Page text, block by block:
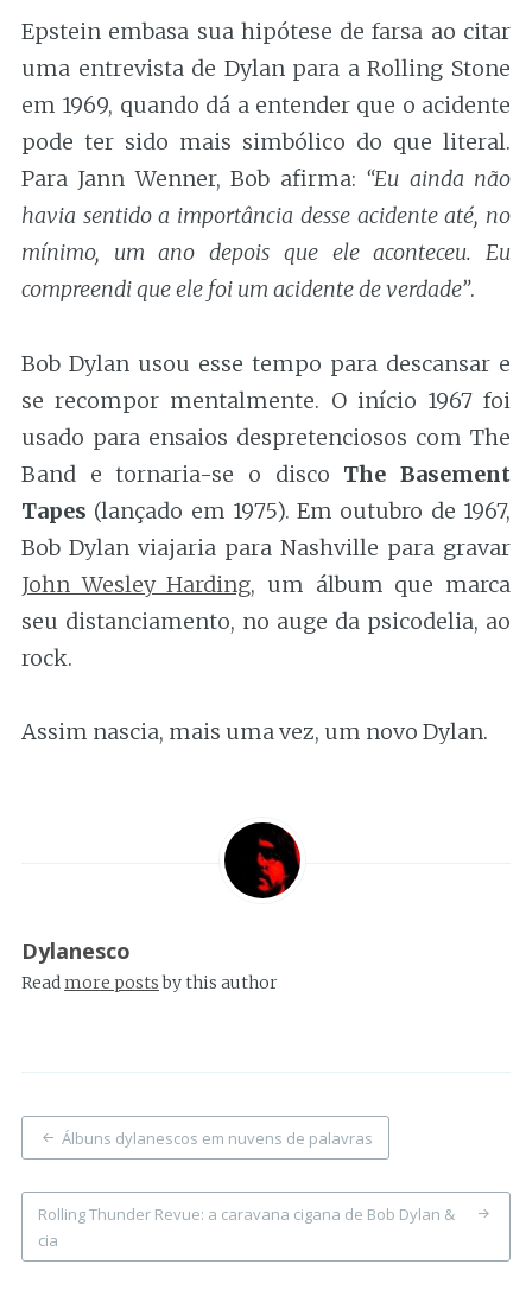
Epstein embasa sua hipótese de farsa ao citar
uma entrevista de Dylan para a Rolling Stone
em 1969, quando dá a entender que o acidente
pode ter sido mais simbólico do que literal.
Para Jann Wenner, Bob afirma: “Eu ainda não
havia sentido a importância desse acidente até, no
mínimo, um ano depois que ele aconteceu. Eu
compreendi que ele foi um acidente de verdade”.
Bob Dylan usou esse tempo para descansar e
se recompor mentalmente. O início 1967 foi
usado para ensaios despretenciosos com The
Band e tornaria-se o disco The Basement
Tapes (lançado em 1975). Em outubro de 1967,
Bob Dylan viajaria para Nashville para gravar
John Wesley Harding, um álbum que marca
seu distanciamento, no auge da psicodelia, ao
rock.
Assim nascia, mais uma vez, um novo Dylan.
Dylanesco
Readmore postsby this author
Post
navigation
Álbuns dylanescos em nuvens de palavras
Rolling Thunder Revue: a caravana cigana de Bob Dylan &
cia